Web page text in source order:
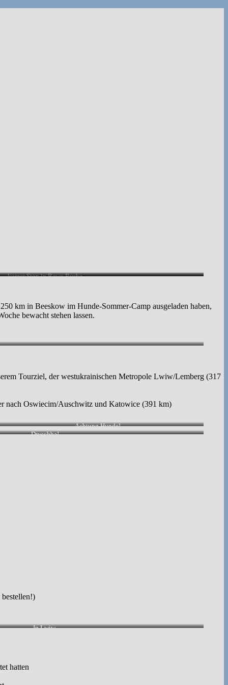
kurzer Stop in Rawa-Ruska
km in Beeskow im Hunde-Sommer-Camp ausgeladen haben,
bewacht stehen lassen.
Tourziel, der westukrainischen Metropole Lwiw/Lemberg (317
nach Oswiecim/Auschwitz und Katowice (391 km)
Achtung Hunde!
Druschba!
In Lwiw.
hatten